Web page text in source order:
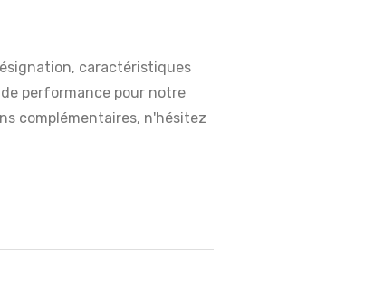
caractéristiques
performance pour notre
complémentaires, n'hésitez